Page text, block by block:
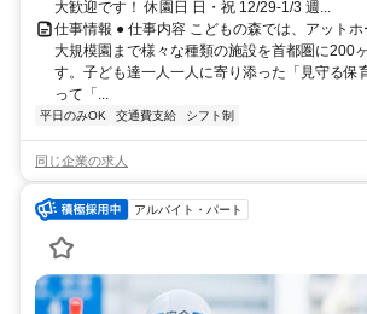
大歓迎です！ 休園日 日・祝 12/29-1/3 週...
仕事情報 ● 仕事内容 こどもの森では、アット
大規模園まで様々な種類の施設を首都圏に200
す。子ども達一人一人に寄り添った「見守る保
って「...
平日のみOK 交通費支給 シフト制
同じ企業の求人
アルバイト・パート